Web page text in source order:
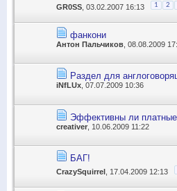
GR0SS , 03.02.2007 16:13 1 2
фанкони
Антон Пальчиков , 08.08.2009
Раздел для
iNfLUx , 07.07.2009 10:36
Эффективны ли
creativer , 10.06.2009 11:22
БАГ!
CrazySquirrel , 17.04.2009 12:13